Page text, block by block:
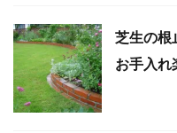
芝生の根
お手入れ